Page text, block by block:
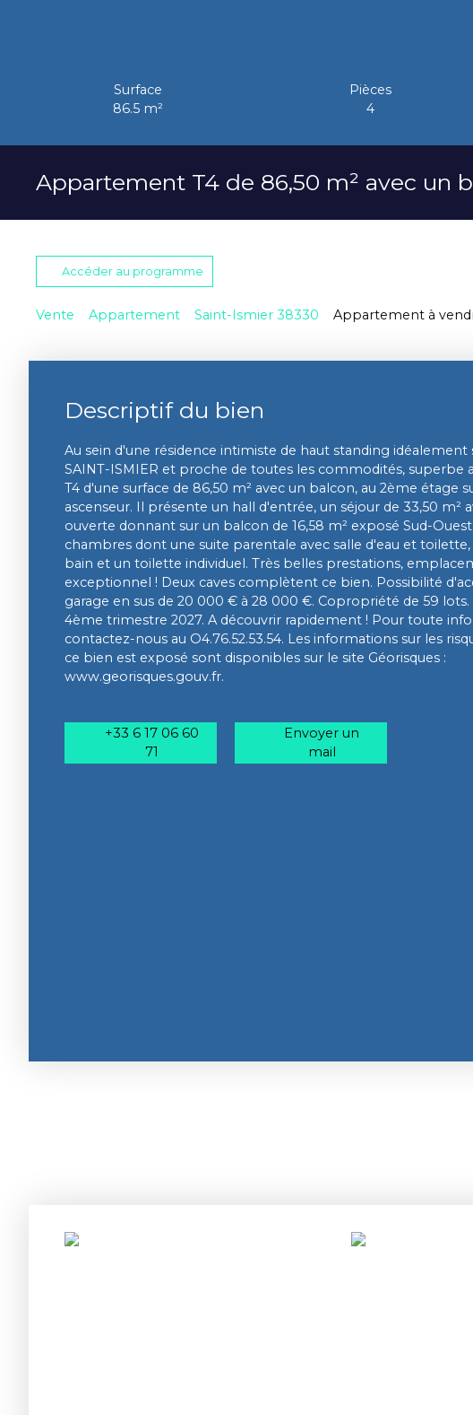
Surface
86.5 m²
Pièces
4
Appartement T4 de 86,50 m² avec un
Accéder au programme
Vente Appartement Saint-Ismier 38330 Appartement à
Descriptif du bien
Au sein d'une résidence intimiste de haut standing idéalement
SAINT-ISMIER et proche de toutes les commodités,
T4 d'une surface de 86,50 m² avec un balcon, au 2ème étage
ascenseur. Il présente un hall d'entrée, un séjour de 33,50 m²
ouverte donnant sur un balcon de 16,58 m² exposé Sud-
chambres dont une suite parentale avec salle d'eau et toilette,
bain et un toilette individuel. Très belles prestations,
exceptionnel ! Deux caves complètent ce bien. Possibilité
garage en sus de 20 000 € à 28 000 €. Copropriété de 59 lots.
4ème trimestre 2027. A découvrir rapidement ! Pour toute
contactez-nous au O4.76.52.53.54. Les informations sur les
ce bien est exposé sont disponibles sur le site Géorisques :
www.georisques.gouv.fr.
+33 6 17 06 60
71
Envoyer un
mail